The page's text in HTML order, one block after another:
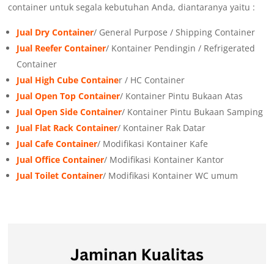
container untuk segala kebutuhan Anda, diantaranya yaitu :
Jual Dry Container/ General Purpose / Shipping Container
Jual Reefer Container/ Kontainer Pendingin / Refrigerated
Container
Jual High Cube Container / HC Container
Jual Open Top Container/ Kontainer Pintu Bukaan Atas
Jual Open Side Container/ Kontainer Pintu Bukaan Samping
Jual Flat Rack Container/ Kontainer Rak Datar
Jual Cafe Container/ Modifikasi Kontainer Kafe
Jual Office Container/ Modifikasi Kontainer Kantor
Jual Toilet Container/ Modifikasi Kontainer WC umum